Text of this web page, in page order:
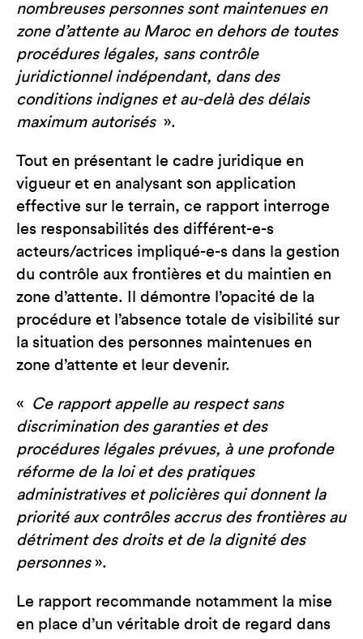
nombreuses personnes sont maintenues en
zone d’attente au Maroc en dehors de toutes
procédures légales, sans contrôle
juridictionnel indépendant, dans des
conditions indignes et au-delà des délais
maximum autorisés ».
Tout en présentant le cadre juridique en
vigueur et en analysant son application
effective sur le terrain, ce rapport interroge
les responsabilités des différent-e-s
acteurs/actrices impliqué-e-s dans la gestion
du contrôle aux frontières et du maintien en
zone d’attente. Il démontre l’opacité de la
procédure et l’absence totale de visibilité sur
la situation des personnes maintenues en
zone d’attente et leur devenir.
« Ce rapport appelle au respect sans
discrimination des garanties et des
procédures légales prévues, à une profonde
réforme de la loi et des pratiques
administratives et policières qui donnent la
priorité aux contrôles accrus des frontières au
détriment des droits et de la dignité des
personnes».
Le rapport recommande notamment la mise
en place d’un véritable droit de regard dans